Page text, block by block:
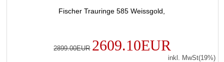
Fischer Trauringe 585 Weissgold,
2899.00EUR 2609.10EUR
inkl. MwSt(19%)